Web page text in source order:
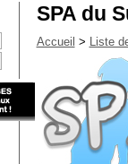
SPA du
Accueil > Liste